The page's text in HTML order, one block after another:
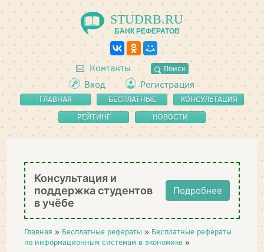
STUDRB.RU
БАНК РЕФЕРАТОВ
Контакты Поиск
Вход Регистрация
ГЛАВНАЯ
БЕСПЛАТНЫЕ
РЕФЕРАТЫ
КОНСУЛЬТАЦИЯ
РЕЙТИНГ
НОВОСТИ
Консультация и
поддержка студентов
в учёбе
Подробнее
Главная » Бесплатные рефераты » Бесплатные рефераты
по информационным системам в экономике »